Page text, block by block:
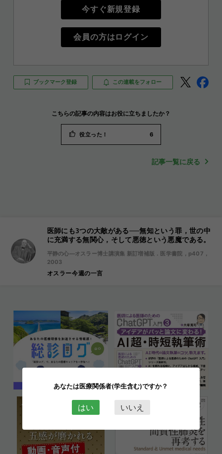
今すぐ新規登録
会員の方はログイン
ブックマーク登録 この連載をフォロー
こちらの記事の内容はお役に立ちましたか？
役立った！ 6
記事一覧に戻る
医師にも3つの大敵がある──無知という罪，世の中
に充満する無関心，そして悪徳という悪魔である。
平静の心―オスラー博士講演集 新訂増補版．医学書院，p407，
2003
オスラー今週の一言
あなたは医療関係者(学生含む)ですか？
はい いいえ